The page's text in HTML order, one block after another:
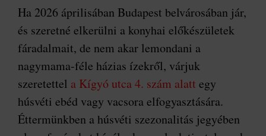
Ha 2026 áprilisában Budapest belvárosában jár,
és szeretné elkerülni a konyhai előkészületek
fáradalmait, de nem akar lemondani a
nagymama-féle házias ízekről, várjuk
szeretettel a Kígyó utca 4. szám alatt egy
húsvéti ebéd vagy vacsora elfogyasztására.
Éttermünkben a húsvéti szezonalitás jegyében